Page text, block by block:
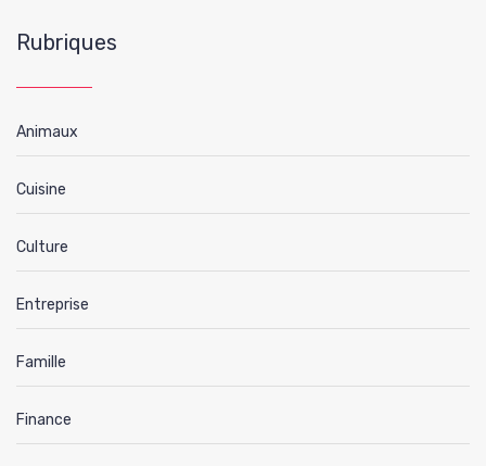
Rubriques
Animaux
Cuisine
Culture
Entreprise
Famille
Finance